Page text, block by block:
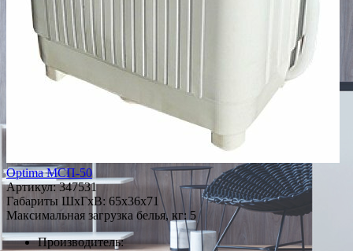
Optima МСП-50
Артикул:347531
Габариты ШxГxВ: 65x36x71
Максимальная загрузка белья, кг: 5
Производитель: